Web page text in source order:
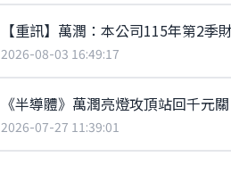
【重訊】萬潤：本公司115年第2
2026-08-03 16:49:17
《半導體》萬潤亮燈攻頂站回千元
2026-07-27 11:39:01